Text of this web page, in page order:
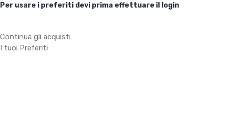
Per usare i preferiti devi prima effettuare il login
Continua gli acquisti
I tuoi Preferiti